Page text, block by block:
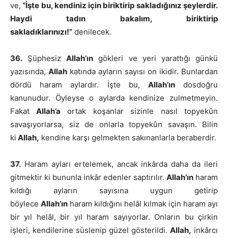
ve, “İşte bu, kendiniz için biriktirip sakladığınız şeylerdir.
Haydi tadın bakalım, biriktirip
sakladıklarınızı!” denilecek.
36. ŞüphesizAllah’ın gökleri ve yeri yarattığı günkü
yazısında, Allah katında ayların sayısı on ikidir. Bunlardan
dördü haram aylardır. İşte bu, Allah’ındosdoğru
kanunudur. Öyleyse o aylarda kendinize zulmetmeyin.
Fakat Allah’a ortak koşanlar sizinle nasıl topyekûn
savaşıyorlarsa, siz de onlarla topyekûn savaşın. Bilin
ki Allah, kendine karşı gelmekten sakınanlarla beraberdir.
37. Haram ayları ertelemek, ancak inkârda daha da ileri
gitmektir ki bununla inkâr edenler saptırılır. Allah’ın haram
kıldığı ayların sayısına uygun getirip
böylece Allah’ın haram kıldığını helâl kılmak için haram ayı
bir yıl helâl, bir yıl haram sayıyorlar. Onların bu çirkin
işleri, kendilerine süslenip güzel gösterildi. Allah, inkârcı